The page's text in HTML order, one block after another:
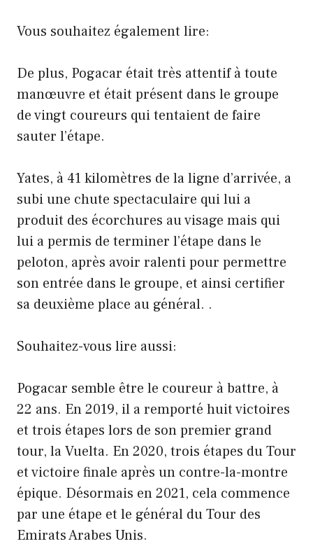
Vous souhaitez également lire:
De plus, Pogacar était très attentif à toute
manœuvre et était présent dans le groupe
de vingt coureurs qui tentaient de faire
sauter l’étape.
Yates, à 41 kilomètres de la ligne d’arrivée, a
subi une chute spectaculaire qui lui a
produit des écorchures au visage mais qui
lui a permis de terminer l’étape dans le
peloton, après avoir ralenti pour permettre
son entrée dans le groupe, et ainsi certifier
sa deuxième place au général. .
Souhaitez-vous lire aussi:
Pogacar semble être le coureur à battre, à
22 ans. En 2019, il a remporté huit victoires
et trois étapes lors de son premier grand
tour, la Vuelta. En 2020, trois étapes du Tour
et victoire finale après un contre-la-montre
épique. Désormais en 2021, cela commence
par une étape et le général du Tour des
Emirats Arabes Unis.